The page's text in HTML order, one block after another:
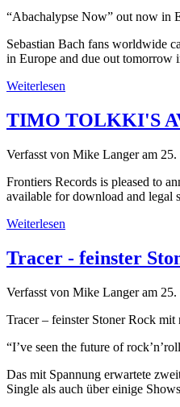
“Abachalypse Now” out now in
Sebastian Bach fans worldwide
in Europe and due out tomorrow
Weiterlesen
TIMO TOLKKI'S
Verfasst von Mike Langer am 25.
Frontiers Records is pleased to
available for download and legal
Weiterlesen
Tracer - feinster
Verfasst von Mike Langer am 25.
Tracer – feinster Stoner Rock
“I’ve seen the future of
Das mit Spannung erwartete
Single als auch über einige